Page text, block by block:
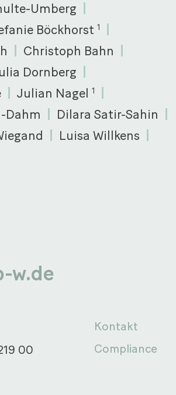
Umberg
Böckhorst 1
Christoph Bahn
Dornberg
Julian Nagel 1
Dahm
Dilara Satir-Sahin
Luisa Willkens
w.de
00
Kontakt
Compliance